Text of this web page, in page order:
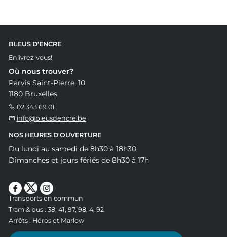
BLEUS D'ENCRE
Enlivrez-vous!
Où nous trouver?
Parvis Saint-Pierre, 10
1180 Bruxelles
02 343 69 01
info@bleusdencre.be
NOS HEURES D'OUVERTURE
Du lundi au samedi de 8h30 à 18h30
Dimanches et jours fériés de 8h30 à 17h
Transports en commun
Tram & bus : 38, 41, 97, 98, 4, 92
Arrêts : Héros et Marlow